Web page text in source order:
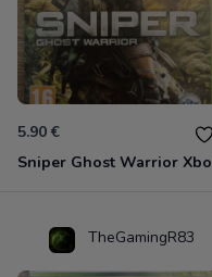
5.90 €
TheGamingR83